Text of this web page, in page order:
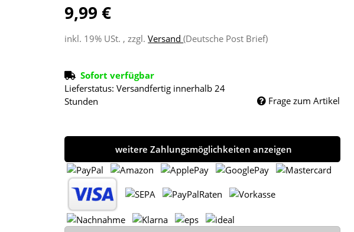
9,99 €
inkl. 19% USt. , zzgl.Versand(Deutsche Post Brief)
Sofort verfügbar
Lieferstatus: Versandfertig innerhalb 24
Stunden
Frage zum Artikel
weitere Zahlungsmöglichkeiten anzeigen